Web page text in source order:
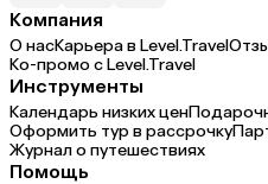
Компания
О насКарьера в Level.Travel
Ко-промо с Level.Travel
Инструменты
Календарь низких цен
Оформить тур в рассрочку
Журнал о путешествиях
Помощь